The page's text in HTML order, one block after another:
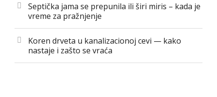
Septička jama se prepunila ili širi miris – kada je
vreme za pražnjenje
Koren drveta u kanalizacionoj cevi — kako
nastaje i zašto se vraća